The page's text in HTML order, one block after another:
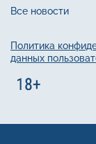
Все новости
Политика
данных